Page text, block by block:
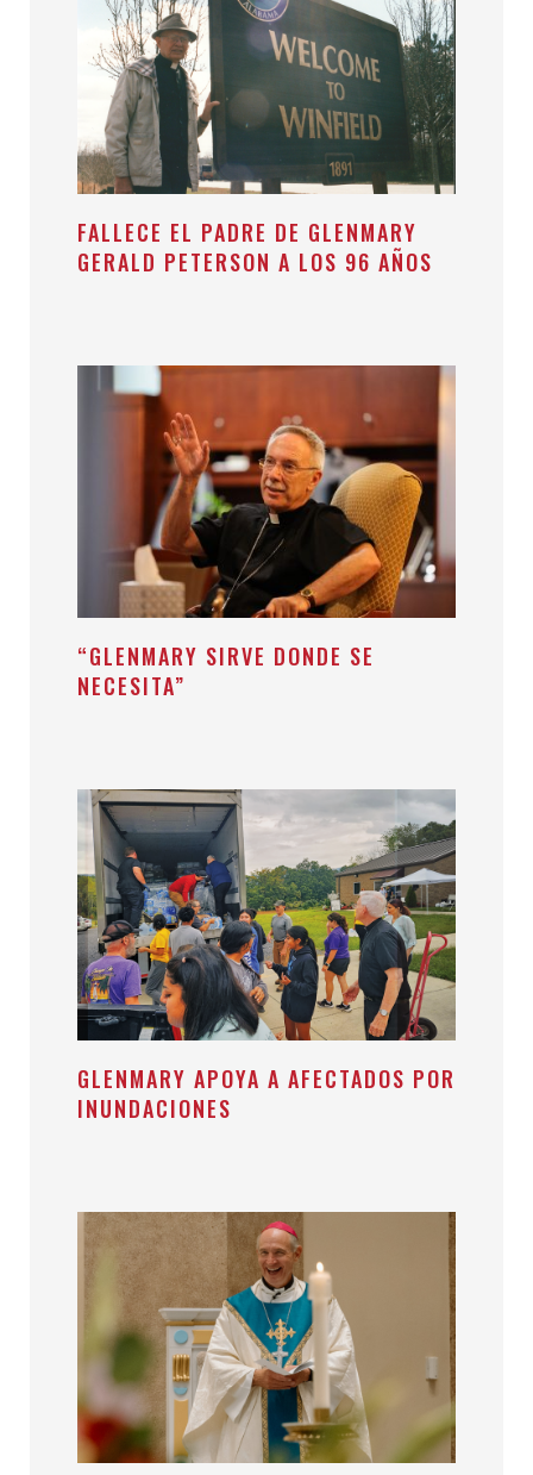
FALLECE EL PADRE DE GLENMARY
GERALD PETERSON A LOS 96 AÑOS
“GLENMARY SIRVE DONDE SE
NECESITA”
GLENMARY APOYA A AFECTADOS POR
INUNDACIONES